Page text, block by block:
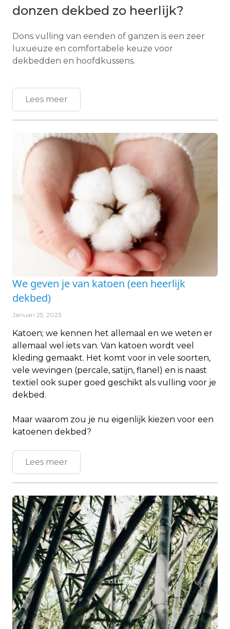
donzen dekbed zo heerlijk?
Dons vulling van eenden of ganzen is een zeer
luxueuze en comfortabele keuze voor
dekbedden en hoofdkussens.
Lees meer
We geven je van katoen (een heerlijk
dekbed)
Januari 25, 2023
Katoen; we kennen het allemaal en we weten er
allemaal wel iets van. Van katoen wordt veel
kleding gemaakt. Het komt voor in vele soorten,
vele wevingen (percale, satijn, flanel) en is naast
textiel ook super goed geschikt als vulling voor je
dekbed.
Maar waarom zou je nu eigenlijk kiezen voor een
katoenen dekbed?
Lees meer